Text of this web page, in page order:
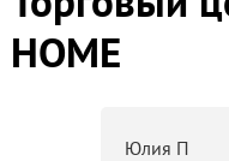
HOME
Юлия П